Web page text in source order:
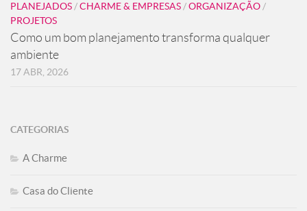
PLANEJADOS /CHARME & EMPRESAS /ORGANIZAÇÃO /
PROJETOS
Como um bom planejamento transforma qualquer
ambiente
17 ABR, 2026
CATEGORIAS
A Charme
Casa do Cliente